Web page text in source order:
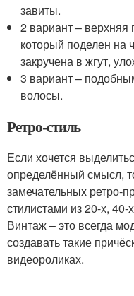
завиты.
2 вариант – верхняя
который поделен на
закручена в жгут,
3 вариант –
волосы.
Ретро-стиль
Если хочется
определённый смысл,
замечательных ретро-
стилистами из 20-х, 40-
Винтаж – это всегда
создавать такие
видеороликах.